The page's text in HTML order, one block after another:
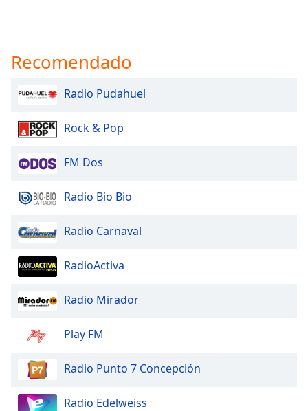
Background
Color
Size
Text
Style
Font
Close
Modal
End
Recomendado
Radio Pudahuel
Rock & Pop
FM Dos
Radio Bio Bio
Radio Carnaval
RadioActiva
Radio Mirador
Play FM
Radio Punto 7 Concepción
Radio Edelweiss